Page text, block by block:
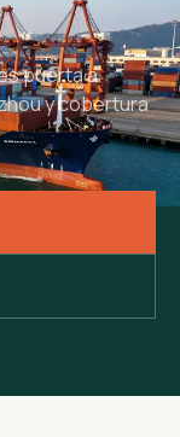
puerta a
y cobertura